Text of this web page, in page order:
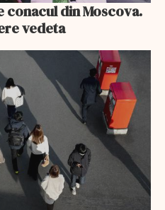
conacul din Moscova.
vedeta